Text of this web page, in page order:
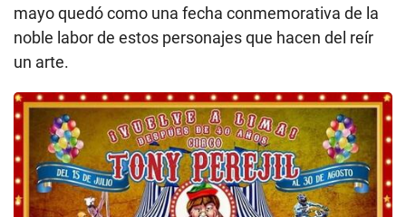
mayo quedó como una fecha conmemorativa de la
noble labor de estos personajes que hacen del reír
un arte.